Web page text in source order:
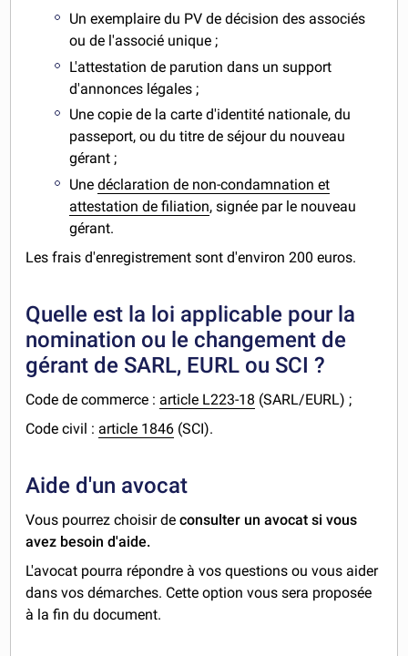
Un exemplaire du PV de décision des associés
ou de l'associé unique ;
L'attestation de parution dans un support
d'annonces légales ;
Une copie de la carte d'identité nationale, du
passeport, ou du titre de séjour du nouveau
gérant ;
Unedéclaration de non-condamnation et
attestation de filiation, signée par le nouveau
gérant.
Les frais d'enregistrement sont d'environ 200 euros.
Quelle est la loi applicable pour la
nomination ou le changement de
gérant de SARL, EURL ou SCI ?
Code de commerce : article L223-18 (SARL/EURL) ;
Code civil : article 1846 (SCI).
Aide d'un avocat
Vous pourrez choisir deconsulter un avocat si vous
avez besoin d'aide.
L'avocat pourra répondre à vos questions ou vous aider
dans vos démarches. Cette option vous sera proposée
à la fin du document.